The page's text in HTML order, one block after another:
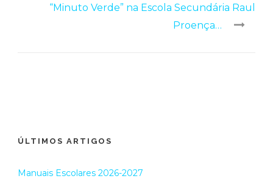
“Minuto Verde” na Escola Secundária Raul
Proença…
ÚLTIMOS ARTIGOS
Manuais Escolares 2026-2027